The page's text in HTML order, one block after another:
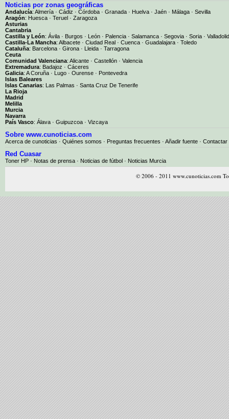
Noticias por zonas geográficas
Andalucía: Almería · Cádiz · Córdoba · Granada · Huelva · Jaén · Málaga · Sevilla
Aragón: Huesca · Teruel · Zaragoza
Asturias
Cantabria
Castilla y León: Ávila · Burgos · León · Palencia · Salamanca · Segovia · Soria · Valladolid
Castilla-La Mancha: Albacete · Ciudad Real · Cuenca · Guadalajara · Toledo
Cataluña: Barcelona · Girona · Lleida · Tarragona
Ceuta
Comunidad Valenciana: Alicante · Castellón · Valencia
Extremadura: Badajoz · Cáceres
Galicia: A Coruña · Lugo · Ourense · Pontevedra
Islas Baleares
Islas Canarias: Las Palmas · Santa Cruz De Tenerife
La Rioja
Madrid
Melilla
Murcia
Navarra
País Vasco: Álava · Guipuzcoa · Vizcaya
Sobre www.cunoticias.com
Acerca de cunoticias · Quiénes somos · Preguntas frecuentes · Añadir fuente · Contactar
Red Cuasar
Toner HP · Notas de prensa · Noticias de fútbol · Noticias Murcia
© 2006 - 2011 www.cunoticias.com